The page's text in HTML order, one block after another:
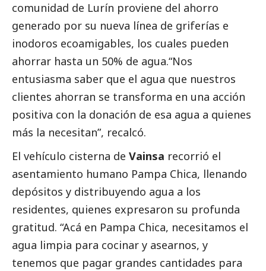
comunidad de Lurín proviene del ahorro
generado por su nueva línea de griferías e
inodoros ecoamigables, los cuales pueden
ahorrar hasta un 50% de agua.“Nos
entusiasma saber que el agua que nuestros
clientes ahorran se transforma en una acción
positiva con la donación de esa agua a quienes
más la necesitan”, recalcó.
El vehículo cisterna de Vainsa recorrió el
asentamiento humano Pampa Chica, llenando
depósitos y distribuyendo agua a los
residentes, quienes expresaron su profunda
gratitud. “Acá en Pampa Chica, necesitamos el
agua limpia para cocinar y asearnos, y
tenemos que pagar grandes cantidades para